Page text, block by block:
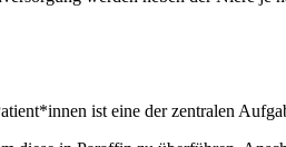
ist eine der zentralen